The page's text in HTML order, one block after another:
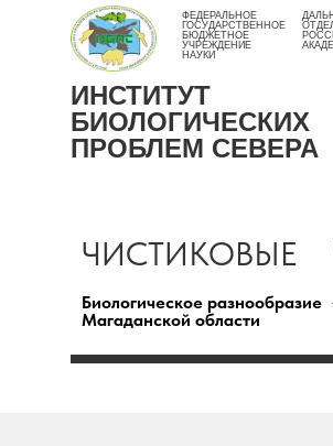
ИНСТИТУТ
БИОЛОГИЧЕСКИХ
ПРОБЛЕМ СЕВЕРА
ФЕДЕРАЛЬНОЕ
ГОСУДАРСТВЕННОЕ
БЮДЖЕТНОЕ
УЧРЕЖДЕНИЕ
НАУКИ
ЧИСТИКОВЫЕ
Биологическое разнообразие
Магаданской области